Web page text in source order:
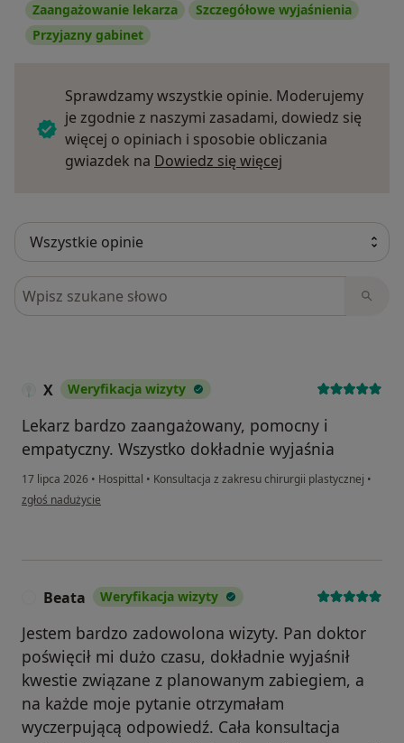
Zaangażowanie lekarza
Szczegółowe wyjaśnienia
Przyjazny gabinet
Sprawdzamy wszystkie opinie. Moderujemy
je zgodnie z naszymi zasadami, dowiedz się
więcej o opiniach i sposobie obliczania
gwiazdek na Dowiedz się więcej
Szukaj w opiniach
X Weryfikacja wizyty
Lekarz bardzo zaangażowany, pomocny i
empatyczny. Wszystko dokładnie wyjaśnia
17 lipca 2026 • Hospittal • Konsultacja z zakresu chirurgii plastycznej •
w opinii użytkownika X
zgłoś nadużycie
Beata Weryfikacja wizyty
Jestem bardzo zadowolona wizyty. Pan doktor
poświęcił mi dużo czasu, dokładnie wyjaśnił
kwestie związane z planowanym zabiegiem, a
na każde moje pytanie otrzymałam
wyczerpującą odpowiedź. Cała konsultacja